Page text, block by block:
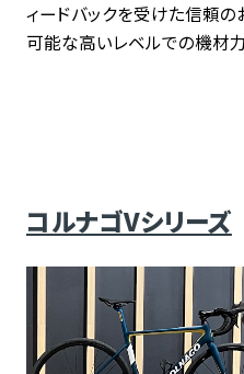
ィードバックを受けた信頼の
可能な高いレベルでの機材
コルナゴVシリーズ